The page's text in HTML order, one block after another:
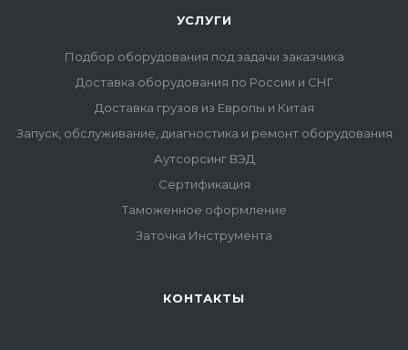
УСЛУГИ
Подбор оборудования под задачи заказчика
Доставка оборудования по России и СНГ
Доставка грузов из Европы и Китая
Запуск, обслуживание, диагностика и ремонт оборудования
Аутсорсинг ВЭД
Сертификация
Таможенное оформление
Заточка Инструмента
КОНТАКТЫ